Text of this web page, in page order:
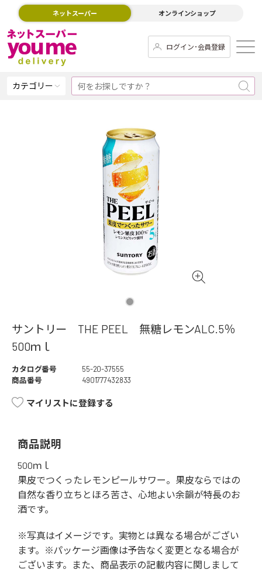
ネットスーパー オンラインショップ
ログイン･会員登録
カテゴリー
サントリー THE PEEL 無糖レモンALC.5％
500ｍｌ
カタログ番号
55-20-37555
商品番号
4901777432833
マイリストに登録する
商品説明
500ｍｌ
果皮でつくったレモンピールサワー。果皮ならではの
自然な香り立ちとほろ苦さ、心地よい余韻が特長のお
酒です。
※写真はイメージです。実物とは異なる場合がござい
ます。※パッケージ画像は予告なく変更となる場合が
ございます。また、商品表示の記載内容に関しまして